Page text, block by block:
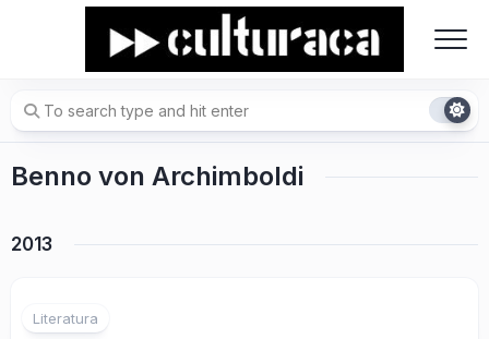
Benno von Archimboldi
2013
Literatura